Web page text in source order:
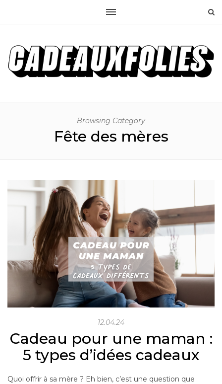
Browsing Category
Fête des mères
12.04.24
Cadeau pour une maman :
5 types d’idées cadeaux
Quoi offrir à sa mère ? Eh bien, c’est une question que